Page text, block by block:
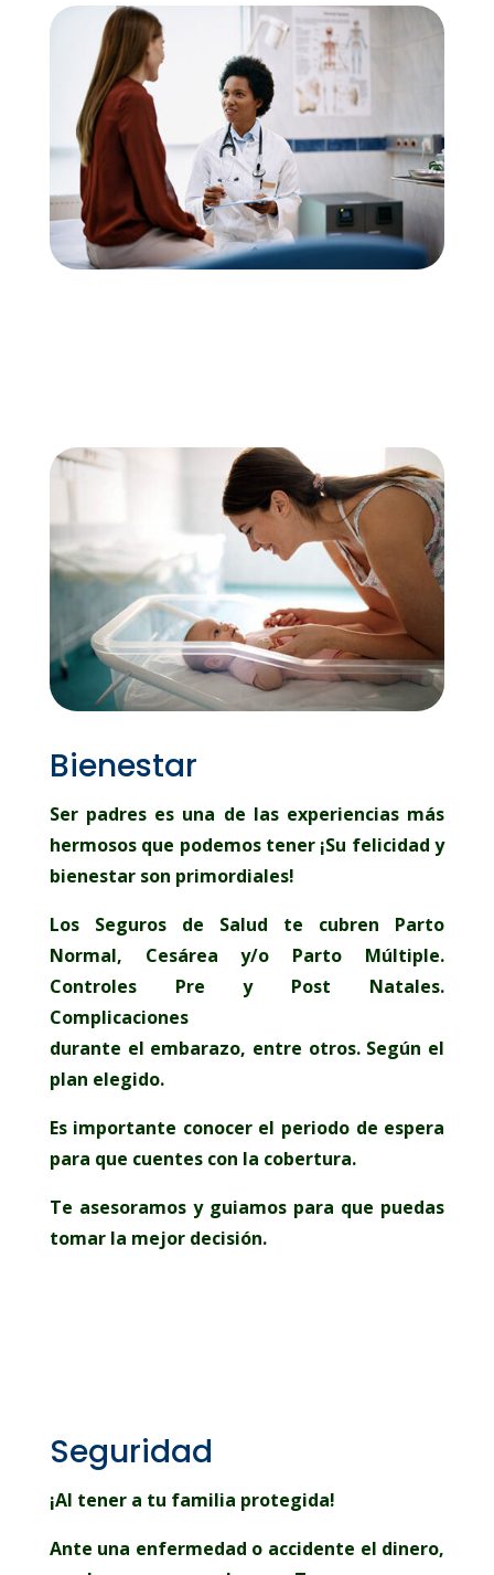
Bienestar
Ser padres es una de las experiencias más
hermosos que podemos tener ¡Su felicidad y
bienestar son primordiales!
Los Seguros de Salud te cubren Parto
Normal, Cesárea y/o Parto Múltiple.
Controles Pre y Post Natales.
Complicaciones
durante el embarazo, entre otros. Según el
plan elegido.
Es importante conocer el periodo de espera
para que cuentes con la cobertura.
Te asesoramos y guiamos para que puedas
tomar la mejor decisión.
Seguridad
¡Al tener a tu familia protegida!
Ante una enfermedad o accidente el dinero,